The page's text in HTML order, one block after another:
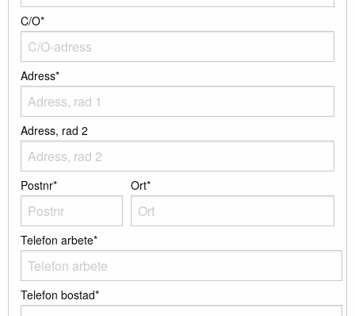
C/O*
Adress*
Adress, rad 2
Postnr* Ort*
Telefon arbete*
Telefon bostad*